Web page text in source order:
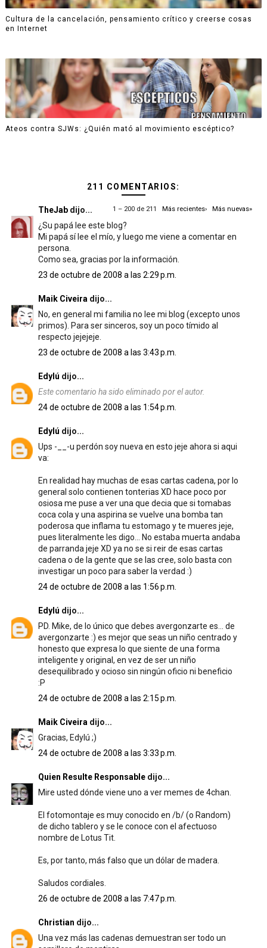
Cultura de la cancelación, pensamiento crítico y creerse cosas
en Internet
Ateos contra SJWs: ¿Quién mató al movimiento escéptico?
211 COMENTARIOS:
1 – 200 de 211Más recientes› Más nuevas»
TheJabdijo...
¿Su papá lee este blog?
Mi papá sí lee el mío, y luego me viene a comentar en
persona.
Como sea, gracias por la información.
23 de octubre de 2008 a las 2:29 p.m.
Maik Civeira dijo...
No, en general mi familia no lee mi blog (excepto unos
primos). Para ser sinceros, soy un poco tímido al
respecto jejejeje.
23 de octubre de 2008 a las 3:43 p.m.
Edylú dijo...
Este comentario ha sido eliminado por el autor.
24 de octubre de 2008 a las 1:54 p.m.
Edylú dijo...
Ups -__-u perdón soy nueva en esto jeje ahora si aqui
va:
En realidad hay muchas de esas cartas cadena, por lo
general solo contienen tonterias XD hace poco por
osiosa me puse a ver una que decia que si tomabas
coca cola y una aspirina se vuelve una bomba tan
poderosa que inflama tu estomago y te mueres jeje,
pues literalmente les digo... No estaba muerta andaba
de parranda jeje XD ya no se si reir de esas cartas
cadena o de la gente que se las cree, solo basta con
investigar un poco para saber la verdad :)
24 de octubre de 2008 a las 1:56 p.m.
Edylú dijo...
PD. Mike, de lo único que debes avergonzarte es... de
avergonzarte :) es mejor que seas un niño centrado y
honesto que expresa lo que siente de una forma
inteligente y original, en vez de ser un niño
desequilibrado y ocioso sin ningún oficio ni beneficio
:P
24 de octubre de 2008 a las 2:15 p.m.
Maik Civeira dijo...
Gracias, Edylú ;)
24 de octubre de 2008 a las 3:33 p.m.
Quien Resulte Responsabledijo...
Mire usted dónde viene uno a ver memes de 4chan.
El fotomontaje es muy conocido en /b/ (o Random)
de dicho tablero y se le conoce con el afectuoso
nombre de Lotus Tit.
Es, por tanto, más falso que un dólar de madera.
Saludos cordiales.
26 de octubre de 2008 a las 7:47 p.m.
Christian dijo...
Una vez más las cadenas demuestran ser todo un